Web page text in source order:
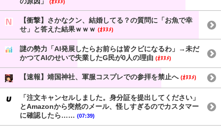
(ｵﾇﾇﾒ)
【衝撃】さかなクン、結婚してる？の質問に「お魚で幸
せ」と答えた結果ｗｗｗ (ｵﾇﾇﾒ)
謎の勢力「AI発展したらお前らは皆クビになるわ」→未だ
かつてAIのせいで失業したG民が0人の理由 (ｵﾇﾇﾒ)
【速報】靖国神社、軍服コスプレでの参拝を禁止へ (ｵﾇﾇﾒ)
「注文キャンセルしました。身分証を提出してください」
とAmazonから突然のメール、怪しすぎるのでカスタマー
に確認したら…… (07:39)